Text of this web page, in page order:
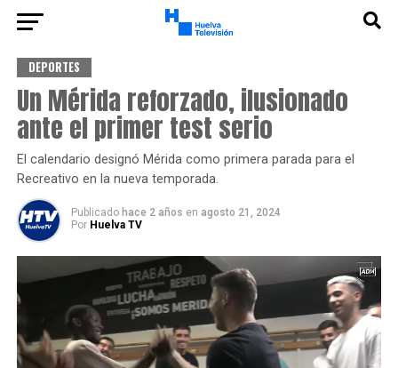
DEPORTES
Un Mérida reforzado, ilusionado
ante el primer test serio
El calendario designó Mérida como primera parada para el
Recreativo en la nueva temporada.
Publicado hace 2 años en agosto 21, 2024
Por Huelva TV